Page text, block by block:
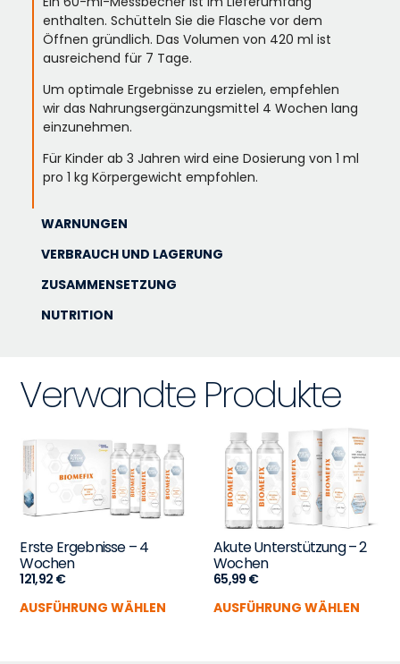
enthalten. Schütteln Sie die Flasche vor dem
Öffnen gründlich. Das Volumen von 420 ml ist
ausreichend für 7 Tage.
Um optimale Ergebnisse zu erzielen, empfehlen
wir das Nahrungsergänzungsmittel 4 Wochen lang
einzunehmen.
Für Kinder ab 3 Jahren wird eine Dosierung von 1 ml
pro 1 kg Körpergewicht empfohlen.
WARNUNGEN
VERBRAUCH UND LAGERUNG
ZUSAMMENSETZUNG
NUTRITION
Verwandte Produkte
Erste Ergebnisse – 4
Wochen
121,92 €
AUSFÜHRUNG WÄHLEN
Akute Unterstützung – 2
Wochen
65,99 €
AUSFÜHRUNG WÄHLEN